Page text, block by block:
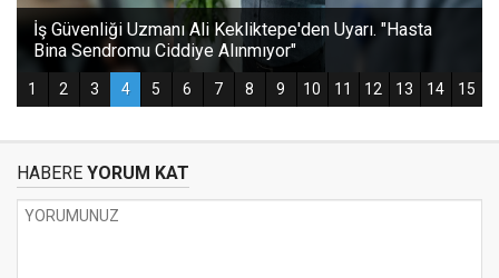
HABERE YORUM KAT